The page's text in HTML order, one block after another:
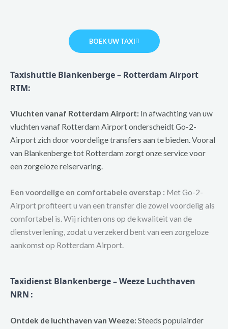
BOEK UW TAXI
Taxishuttle Blankenberge – Rotterdam Airport
RTM:
Vluchten vanaf Rotterdam Airport: In afwachting van uw
vluchten vanaf Rotterdam Airport onderscheidt Go-2-
Airport zich door voordelige transfers aan te bieden. Vooral
van Blankenberge tot Rotterdam zorgt onze service voor
een zorgeloze reiservaring.
Een voordelige en comfortabele overstap : Met Go-2-
Airport profiteert u van een transfer die zowel voordelig als
comfortabel is. Wij richten ons op de kwaliteit van de
dienstverlening, zodat u verzekerd bent van een zorgeloze
aankomst op Rotterdam Airport.
Taxidienst Blankenberge – Weeze Luchthaven
NRN :
Ontdek de luchthaven van Weeze: Steeds populairder